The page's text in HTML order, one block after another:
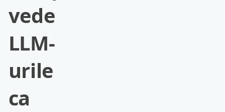
vede
LLM-
urile
ca